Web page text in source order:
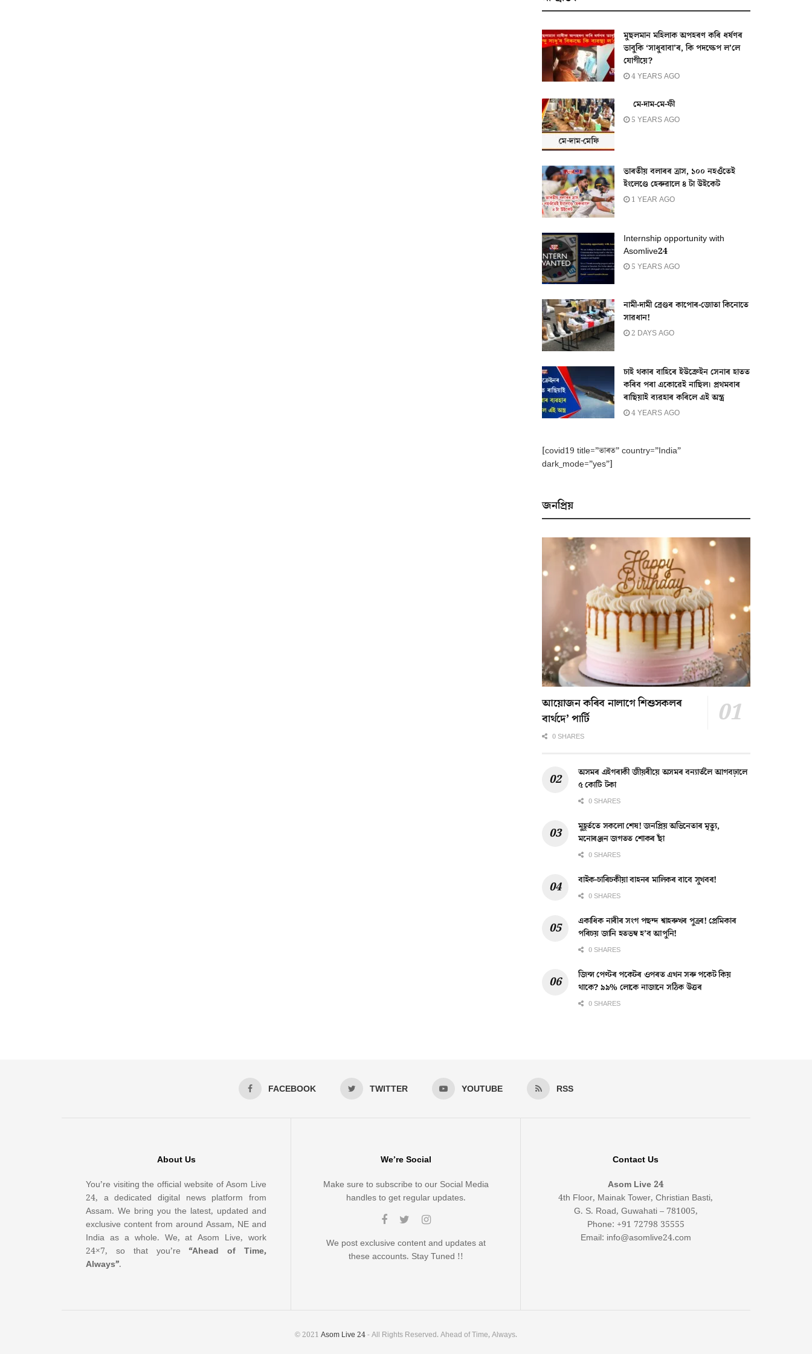
মুছলমান মহিলাক অপহৰণ কৰি ধৰ্ষণৰ
ভাবুকি ‘সাধুবাবা’ৰ, কি পদক্ষেপ ল’লে
যোগীয়ে?
4 YEARS AGO
মে-দাম-মে-ফী
5 YEARS AGO
ভাৰতীয় বলাৰৰ ত্ৰাস, ১০০ নহওঁতেই
ইংলেণ্ডে হেৰুৱালে ৪ টা উইকেট
1 YEAR AGO
Internship opportunity with
Asomlive24
5 YEARS AGO
নামী-দামী ব্ৰেণ্ডৰ কাপোৰ-জোতা কিনোতে
সাৱধান!
2 DAYS AGO
চাই থকাৰ বাহিৰে ইউক্ৰেইন সেনাৰ হাতত
কৰিব পৰা একোৱেই নাছিল। প্ৰথমবাৰ
ৰাছিয়াই ব্যৱহাৰ কৰিলে এই অস্ত্ৰ
4 YEARS AGO
[covid19 title=”ভাৰত” country=”India”
dark_mode=”yes”]
জনপ্ৰিয়
আয়োজন কৰিব নালাগে শিশুসকলৰ
বাৰ্থদে’ পাৰ্টি
0 SHARES
অসমৰ এইগৰাকী জীয়ৰীয়ে অসমৰ বন্যাৰ্তলৈ আগবঢ়ালে
৫ কোটি টকা
0 SHARES
মুহূৰ্ততে সকলো শেষ! জনপ্ৰিয় অভিনেতাৰ মৃত্যু,
মনোৰঞ্জন জগতত শোকৰ ছাঁ
0 SHARES
বাইক-চাৰিচকীয়া বাহনৰ মালিকৰ বাবে সুখবৰ!
0 SHARES
একাধিক নাৰীৰ সংগ পছন্দ শ্বাহৰুখৰ পুত্ৰৰ! প্ৰেমিকাৰ
পৰিচয় জানি হতভম্ব হ’ব আপুনি!
0 SHARES
জিন্স পেণ্টৰ পকেটৰ ওপৰত এখন সৰু পকেট কিয়
থাকে? ৯৯% লোকে নাজানে সঠিক উত্তৰ
0 SHARES
FACEBOOK TWITTER YOUTUBE RSS
About Us
You’re visiting the official website of Asom Live
24, a dedicated digital news platform from
Assam. We bring you the latest, updated and
exclusive content from around Assam, NE and
India as a whole. We, at Asom Live, work
24×7, so that you’re“Ahead of Time,
Always”.
We’re Social
Make sure to subscribe to our Social Media
handles to get regular updates.
We post exclusive content and updates at
these accounts. Stay Tuned !!
Contact Us
Asom Live 24
4th Floor, Mainak Tower, Christian Basti,
G. S. Road, Guwahati – 781005,
Phone: +91 72798 35555
Email: info@asomlive24.com
© 2021 Asom Live 24- All Rights Reserved. Ahead of Time, Always.